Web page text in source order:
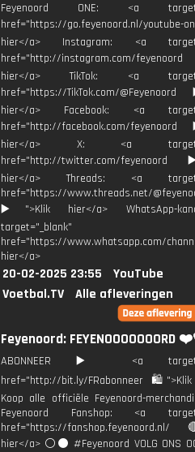
Feyenoord ONE: <a
href="https://go.feyenoord.nl/youtube-
hier</a> Instagram: <a
href="http://instagram.com/
hier</a> TikTok: <a
href="https://TikTok.com/
hier</a> Facebook: <a
href="http://facebook.com/
hier</a> X: <a
href="http://twitter.com/
hier</a> Threads: <a
href="https://www.threads.net/
▶️">Klik hier</a> WhatsApp-
target="_blank"
href="https://www.whatsapp.com/
hier</a>
20-02-2025 23:55
YouTube
Voetbal.TV
Alle afleveringen
Feyenoord: FEYENOOOOOOORD
ABONNEER ▶️ <a
href="http://bit.ly/FRabonneer
Koop alle officiële Feyenoord-
Feyenoord Fanshop: <a
href="https://
hier</a> ⚪️⚫ #Feyenoord VOLG ONS